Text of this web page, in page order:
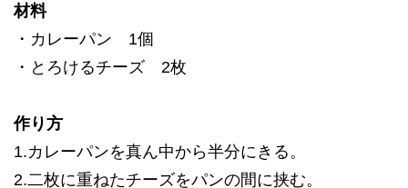
材料
・カレーパン 1個
・とろけるチーズ 2枚
作り方
1.カレーパンを真ん中から半分にきる。
2.二枚に重ねたチーズをパンの間に挟む。